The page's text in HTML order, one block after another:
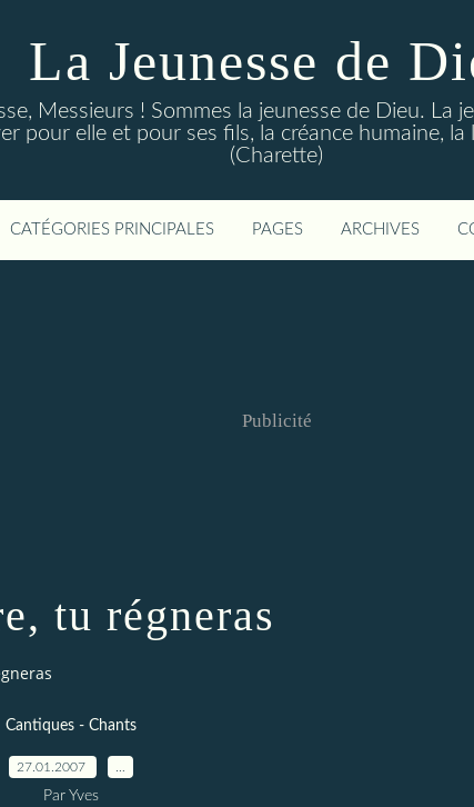
La Jeunesse de
Messieurs ! Sommes la jeunesse de Dieu. La
pour elle et pour ses fils, la créance humaine,
(Charette)
CATÉGORIES PRINCIPALES PAGES ARCHIVES
Publicité
tu régneras
Cantiques - Chants
27.01.2007
Par Yves